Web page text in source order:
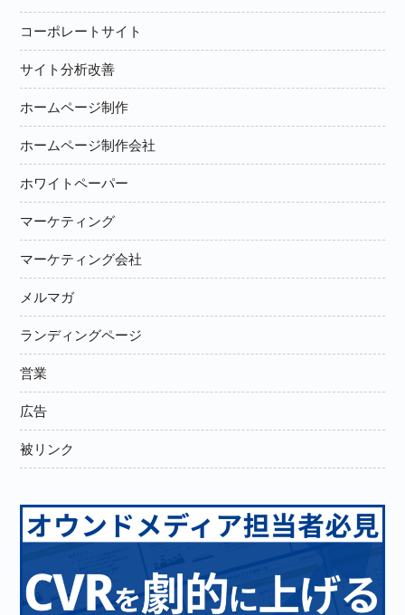
コーポレートサイト
サイト分析改善
ホームページ制作
ホームページ制作会社
ホワイトペーパー
マーケティング
マーケティング会社
メルマガ
ランディングページ
営業
広告
被リンク